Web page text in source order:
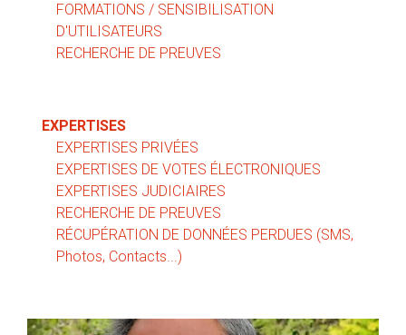
FORMATIONS / SENSIBILISATION
D'UTILISATEURS
RECHERCHE DE PREUVES
EXPERTISES
EXPERTISES PRIVÉES
EXPERTISES DE VOTES ÉLECTRONIQUES
EXPERTISES JUDICIAIRES
RECHERCHE DE PREUVES
RÉCUPÉRATION DE DONNÉES PERDUES (SMS,
Photos, Contacts...)